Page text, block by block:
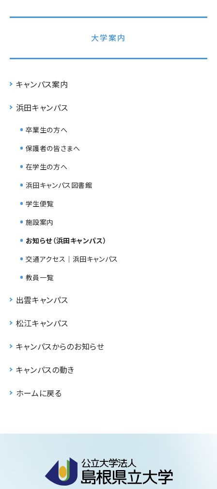
大学案内
キャンパス案内
浜田キャンパス
卒業生の方へ
保護者の皆さまへ
在学生の方へ
浜田キャンパス図書館
学生便覧
施設案内
お知らせ（浜田キャンパス）
交通アクセス｜浜田キャンパス
教員一覧
出雲キャンパス
松江キャンパス
キャンパスからのお知らせ
キャンパスの動き
ホームに戻る